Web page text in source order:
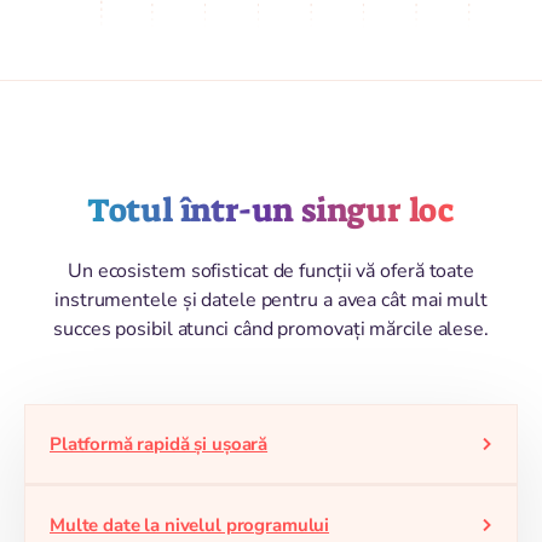
Totul într-un singur loc
Un ecosistem sofisticat de funcții vă oferă toate
instrumentele și datele pentru a avea cât mai mult
succes posibil atunci când promovați mărcile alese.
Platformă rapidă și ușoară
Nu așteptați mult până când adminul se încarcă.
Multe date la nivelul programului